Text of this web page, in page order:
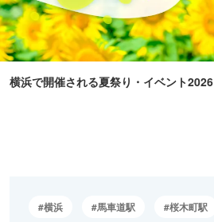
横浜で開催される夏祭り・イベント2026
横浜 馬車道駅 桜木町駅